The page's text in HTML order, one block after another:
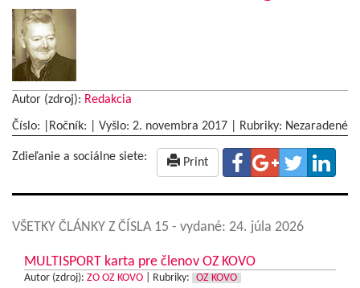
Autor (zdroj): Redakcia
Číslo: |Ročník: | Vyšlo: 2. novembra 2017 Rubriky: Nezaradené
Zdieľanie a sociálne siete: Print
VŠETKY ČLÁNKY Z ČÍSLA 15 - vydané: 24. júla 2026
MULTISPORT karta pre členov OZ KOVO
Autor (zdroj): ZO OZ KOVO Rubriky: OZ KOVO